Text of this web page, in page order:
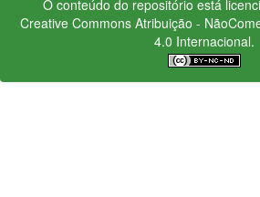
O conteúdo do repositório está
Creative CommonsAtribuição -
4.0 Internacional.